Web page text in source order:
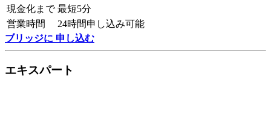
現金化まで 最短5分
営業時間
24時間申し込み可能
ブリッジに 申し込む
エキスパート